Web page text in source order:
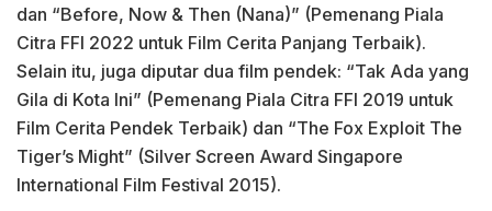
dan “Before, Now & Then (Nana)” (Pemenang Piala
Citra FFI 2022 untuk Film Cerita Panjang Terbaik).
Selain itu, juga diputar dua film pendek: “Tak Ada yang
Gila di Kota Ini” (Pemenang Piala Citra FFI 2019 untuk
Film Cerita Pendek Terbaik) dan “The Fox Exploit The
Tiger’s Might” (Silver Screen Award Singapore
International Film Festival 2015).